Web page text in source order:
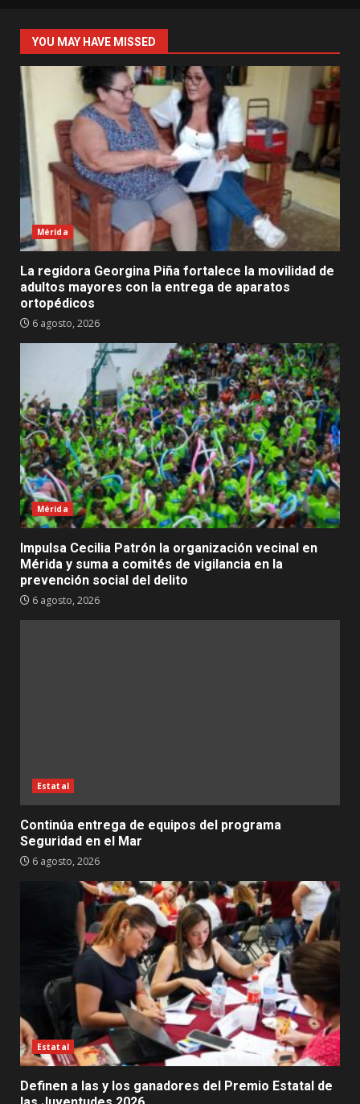
YOU MAY HAVE MISSED
Mérida
La regidora Georgina Piña fortalece la movilidad de
adultos mayores con la entrega de aparatos
ortopédicos
6 agosto, 2026
Mérida
Impulsa Cecilia Patrón la organización vecinal en
Mérida y suma a comités de vigilancia en la
prevención social del delito
6 agosto, 2026
Estatal
Continúa entrega de equipos del programa
Seguridad en el Mar
6 agosto, 2026
Estatal
Definen a las y los ganadores del Premio Estatal de